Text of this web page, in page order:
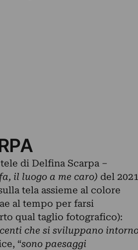
di Delfina Scarpa –
il luogo a me caro) del
tela assieme al colore
al tempo per farsi
qual taglio fotografico):
che si sviluppano
“sono paesaggi